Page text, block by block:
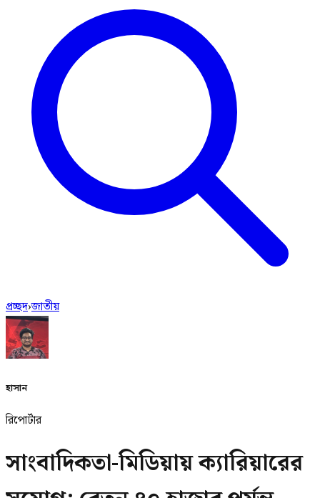
প্রচ্ছদ›জাতীয়
হাসান
রিপোর্টার
সাংবাদিকতা-মিডিয়ায় ক্যারিয়ারের